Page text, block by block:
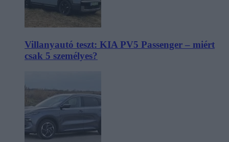
Villanyautó teszt: KIA PV5 Passenger – miért
csak 5 személyes?